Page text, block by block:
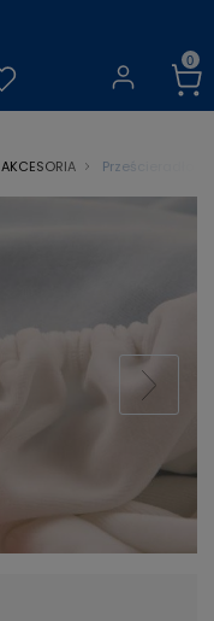
AKCESORIA Prześcieradło